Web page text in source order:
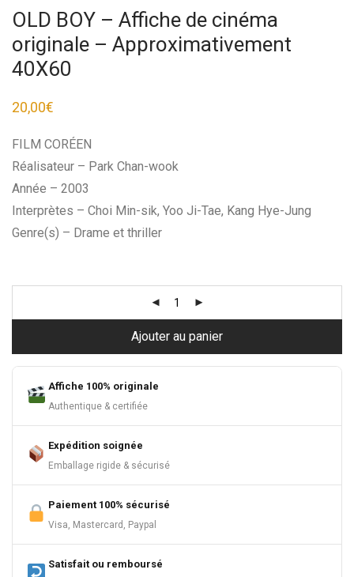
OLD BOY – Affiche de cinéma
originale – Approximativement
40X60
20,00€
FILM CORÉEN
Réalisateur – Park Chan-wook
Année – 2003
Interprètes – Choi Min-sik, Yoo Ji-Tae, Kang Hye-Jung
Genre(s) – Drame et thriller
Ajouter au panier
Affiche 100% originale
Authentique & certifiée
Expédition soignée
Emballage rigide & sécurisé
Paiement 100% sécurisé
Visa, Mastercard, Paypal
Satisfait ou remboursé